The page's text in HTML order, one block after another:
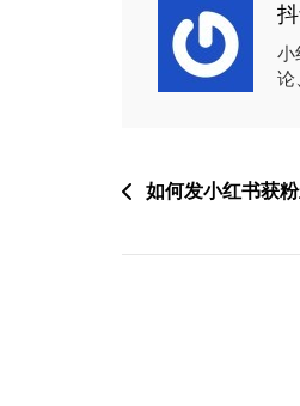
小
论
文如何发小红书获